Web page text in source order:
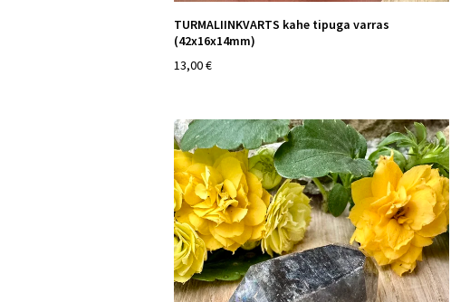
TURMALIINKVARTS kahe tipuga varras
(42x16x14mm)
13,00 €